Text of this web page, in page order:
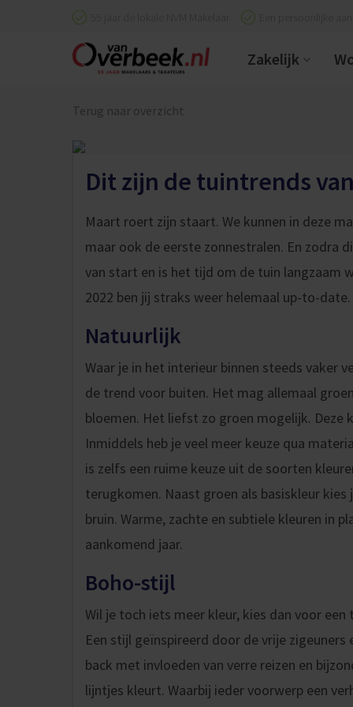
Zakelijk
Terug naar overzicht
Dit zijn de tuintrends
Maart roert zijn staart. We kunnen in deze
maar ook de eerste zonnestralen. En zodra
van start en is het tijd om de tuin langzaam
2022 ben jij straks weer helemaal up-to-date.
Natuurlijk
Waar je in het interieur binnen steeds vaker
de trend voor buiten. Het mag allemaal
bloemen. Het liefst zo groen mogelijk. Deze
Inmiddels heb je veel meer keuze qua
is zelfs een ruime keuze uit de soorten
terugkomen. Naast groen als basiskleur
bruin. Warme, zachte en subtiele kleuren in
aankomend jaar.
Boho-stijl
Wil je toch iets meer kleur, kies dan voor
Een stijl geïnspireerd door de vrije
back met invloeden van verre reizen en
lijntjes kleurt. Waarbij ieder voorwerp een